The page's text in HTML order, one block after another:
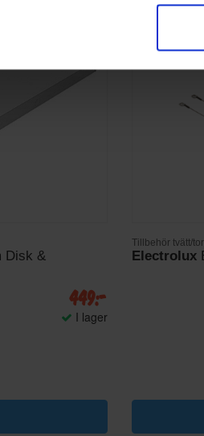
Disk &
449:-
I lager
Tillbehör tvätt/
Electrolux